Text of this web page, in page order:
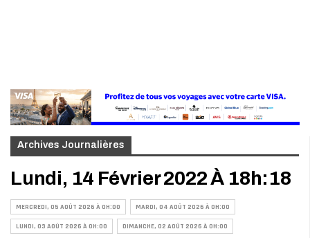
Archives Journalières
Lundi, 14 Février 2022 À 18h:18
MERCREDI, 05 AOÛT 2026 À 0H:00 MARDI, 04 AOÛT 2026 À 0H:00
LUNDI, 03 AOÛT 2026 À 0H:00 DIMANCHE, 02 AOÛT 2026 À 0H:00